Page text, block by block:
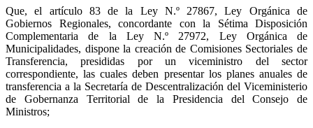
Que, el artículo 83 de la Ley N.º 27867, Ley Orgánica de
Gobiernos Regionales, concordante con la Sétima Disposición
Complementaria de la Ley N.º 27972, Ley Orgánica de
Municipalidades, dispone la creación de Comisiones Sectoriales de
Transferencia, presididas por un viceministro del sector
correspondiente, las cuales deben presentar los planes anuales de
transferencia a la Secretaría de Descentralización del Viceministerio
de Gobernanza Territorial de la Presidencia del Consejo de
Ministros;